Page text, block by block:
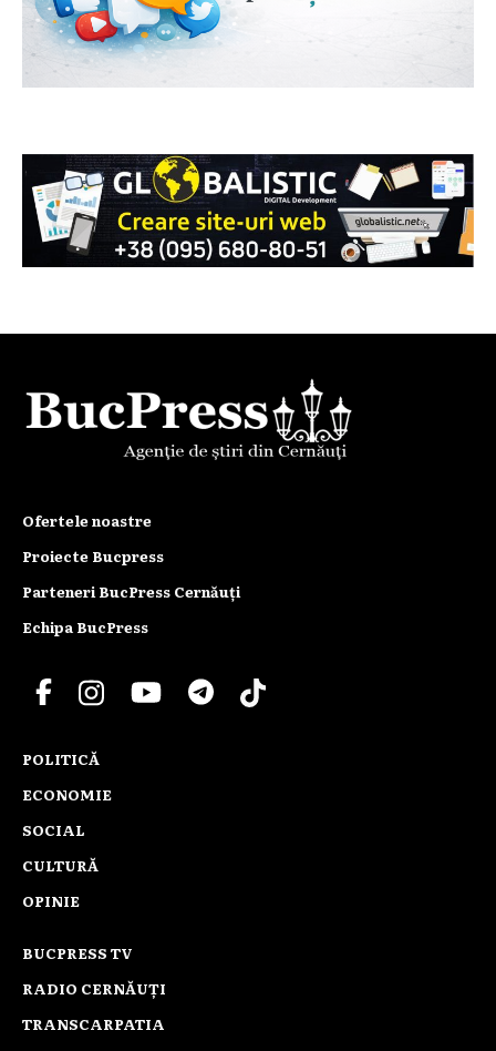
Ofertele noastre
Proiecte Bucpress
Parteneri BucPress Cernăuți
Echipa BucPress
POLITICĂ
ECONOMIE
SOCIAL
CULTURĂ
OPINIE
BUCPRESS TV
RADIO CERNĂUȚI
TRANSCARPATIA